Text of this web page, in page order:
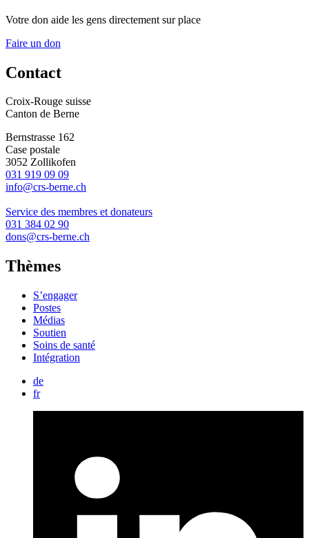
Votre don aide les gens directement sur place
Faire un don
Contact
Croix-Rouge suisse
Canton de Berne
Bernstrasse 162
Case postale
3052 Zollikofen
031 919 09 09
info@crs-berne.ch
Service des membres et donateurs
031 384 02 90
dons@crs-berne.ch
Thèmes
S’engager
Postes
Médias
Soutien
Soins de santé
Intégration
de
fr